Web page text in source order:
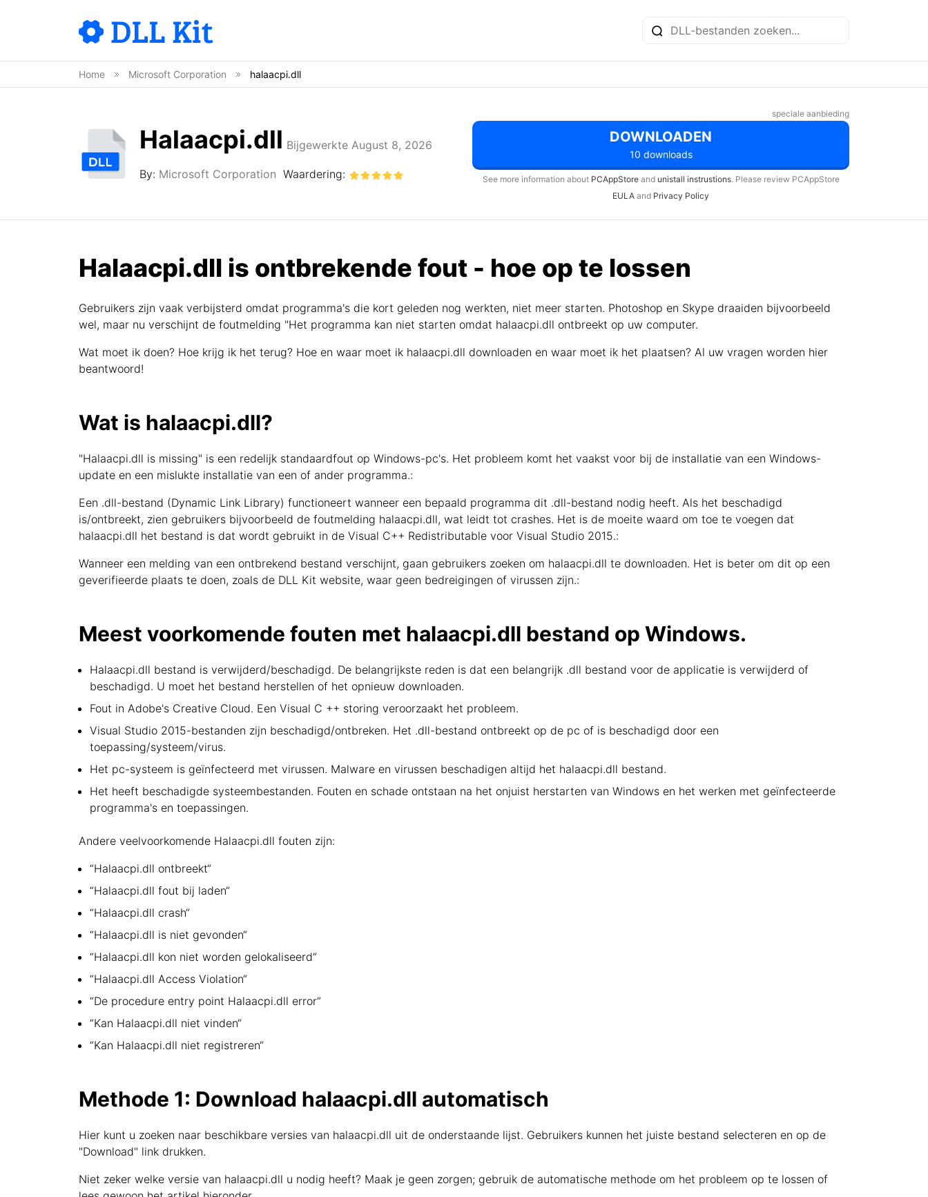
Home Microsoft Corporation halaacpi.dll
Halaacpi.dll Bijgewerkte August 8, 2026
By: Microsoft Corporation Waardering:
speciale aanbieding
DOWNLOADEN
10 downloads
See more information about PCAppStoreand unistall instrustions. Please review PCAppStore
EULA and Privacy Policy
Halaacpi.dll is ontbrekende fout - hoe op te lossen
Gebruikers zijn vaak verbijsterd omdat programma's die kort geleden nog werkten, niet meer starten. Photoshop en Skype draaiden bijvoorbeeld
wel, maar nu verschijnt de foutmelding "Het programma kan niet starten omdat halaacpi.dll ontbreekt op uw computer.
Wat moet ik doen? Hoe krijg ik het terug? Hoe en waar moet ik halaacpi.dll downloaden en waar moet ik het plaatsen? Al uw vragen worden hier
beantwoord!
Wat is halaacpi.dll?
"Halaacpi.dll is missing" is een redelijk standaardfout op Windows-pc's. Het probleem komt het vaakst voor bij de installatie van een Windows-
update en een mislukte installatie van een of ander programma.:
Een .dll-bestand (Dynamic Link Library) functioneert wanneer een bepaald programma dit .dll-bestand nodig heeft. Als het beschadigd
is/ontbreekt, zien gebruikers bijvoorbeeld de foutmelding halaacpi.dll, wat leidt tot crashes. Het is de moeite waard om toe te voegen dat
halaacpi.dll het bestand is dat wordt gebruikt in de Visual C++ Redistributable voor Visual Studio 2015.:
Wanneer een melding van een ontbrekend bestand verschijnt, gaan gebruikers zoeken om halaacpi.dll te downloaden. Het is beter om dit op een
geverifieerde plaats te doen, zoals de DLL Kit website, waar geen bedreigingen of virussen zijn.:
Meest voorkomende fouten met halaacpi.dll bestand op Windows.
Halaacpi.dll bestand is verwijderd/beschadigd. De belangrijkste reden is dat een belangrijk .dll bestand voor de applicatie is verwijderd of
beschadigd. U moet het bestand herstellen of het opnieuw downloaden.
Fout in Adobe's Creative Cloud. Een Visual C ++ storing veroorzaakt het probleem.
Visual Studio 2015-bestanden zijn beschadigd/ontbreken. Het .dll-bestand ontbreekt op de pc of is beschadigd door een
toepassing/systeem/virus.
Het pc-systeem is geïnfecteerd met virussen. Malware en virussen beschadigen altijd het halaacpi.dll bestand.
Het heeft beschadigde systeembestanden. Fouten en schade ontstaan na het onjuist herstarten van Windows en het werken met geïnfecteerde
programma's en toepassingen.
Andere veelvoorkomende Halaacpi.dll fouten zijn:
“Halaacpi.dll ontbreekt“
“Halaacpi.dll fout bij laden“
“Halaacpi.dll crash“
“Halaacpi.dll is niet gevonden“
“Halaacpi.dll kon niet worden gelokaliseerd“
“Halaacpi.dll Access Violation“
“De procedure entry point Halaacpi.dll error“
“Kan Halaacpi.dll niet vinden“
“Kan Halaacpi.dll niet registreren“
Methode 1: Download halaacpi.dll automatisch
Hier kunt u zoeken naar beschikbare versies van halaacpi.dll uit de onderstaande lijst. Gebruikers kunnen het juiste bestand selecteren en op de
"Download" link drukken.
Niet zeker welke versie van halaacpi.dll u nodig heeft? Maak je geen zorgen; gebruik de automatische methode om het probleem op te lossen of